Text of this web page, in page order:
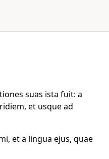
suas ista fuit: a
et usque ad
et a lingua ejus, quae